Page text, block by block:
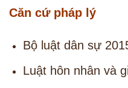
Căn cứ pháp lý
Bộ luật dân sự
Luật hôn nhân và